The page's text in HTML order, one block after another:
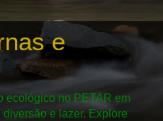
e
ecológico no PETAR em
e lazer. Explore